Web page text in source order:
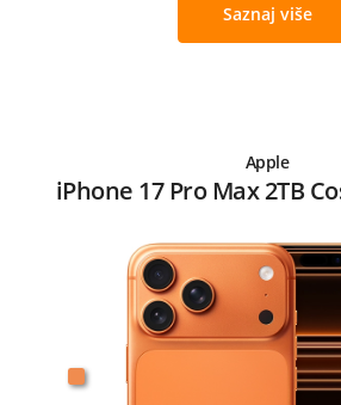
Saznaj više
Apple
iPhone 17 Pro Max 2TB